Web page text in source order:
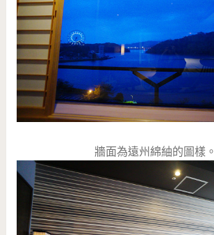
牆面為遠州綿紬的圖樣。